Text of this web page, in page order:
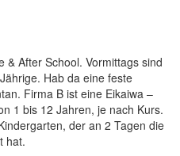
& After School. Vormittags sind
Hab da eine feste
Firma B ist eine Eikaiwa –
1 bis 12 Jahren, je nach Kurs.
der an 2 Tagen die
hat.